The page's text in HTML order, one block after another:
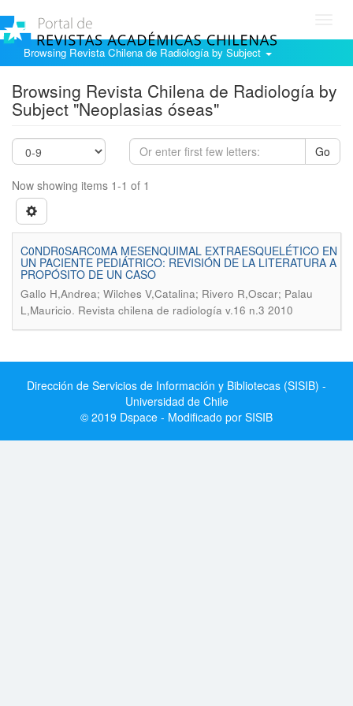
Browsing Revista Chilena de Radiología by Subject
Browsing Revista Chilena de Radiología by
Subject "Neoplasias óseas"
Go
Now showing items 1-1 of 1
C0NDR0SARC0MA MESENQUIMAL EXTRAESQUELÉTICO EN
UN PACIENTE PEDIÁTRICO: REVISIÓN DE LA LITERATURA A
PROPÓSITO DE UN CASO
Gallo H,Andrea; Wilches V,Catalina; Rivero R,Oscar; Palau
L,Mauricio. Revista chilena de radiología v.16 n.3 2010
Dirección de Servicios de Información y Bibliotecas (SISIB) -
Universidad de Chile
© 2019 Dspace - Modificado por SISIB